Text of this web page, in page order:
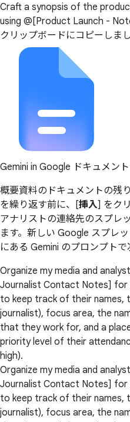
Craft a synopsis of the
using @[Product Launch -
クリップボードにコピーしまし
Gemini in Google ドキュメント
概要資料のドキュメントの残
を繰り返す前に、[挿入] をク
アナリストの連絡先のスプレ
ます。新しい Google スプレ
にある Gemini のプロンプトで
Organize my media and
Journalist Contact Notes] for
to keep track of their
journalist), focus area, the
that they work for, and a
priority level of their
high).
Organize my media and
Journalist Contact Notes] for
to keep track of their
journalist), focus area, the